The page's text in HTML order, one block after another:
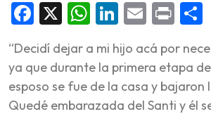
Facebook
X WhatsApp
LinkedIn
Email
Print
“Decidí dejar a mi hijo acá por
ya que durante la primera etapa
esposo se fue de la casa y bajaron
Quedé embarazada del Santi y él